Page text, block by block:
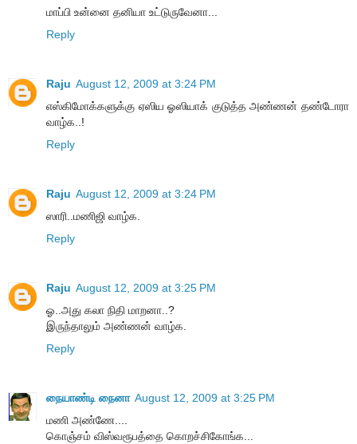
மாப்பி உன்னை தனியா உட்டுருவேனா...
Reply
Raju August 12, 2009 at 3:24 PM
எஸ்கிமோக்களுக்கு ஏஸிய ஓஸியாக் குடுத்த அண்ணன் தண்டோரா
வாழ்க..!
Reply
Raju August 12, 2009 at 3:24 PM
ஸாரி..மணிஜி வாழ்க.
Reply
Raju August 12, 2009 at 3:25 PM
ஓ..அது கலா நிதி மாறனா..?
இருந்தாலும் அண்ணன் வாழ்க.
Reply
நையாண்டி நைனா August 12, 2009 at 3:25 PM
மணி அண்ணே....
கொஞ்சம் விஸ்வரூபத்தை கொறச்சிகோங்க...